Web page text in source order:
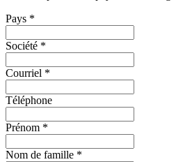
Pays *
Société *
Courriel *
Téléphone
Prénom *
Nom de famille *